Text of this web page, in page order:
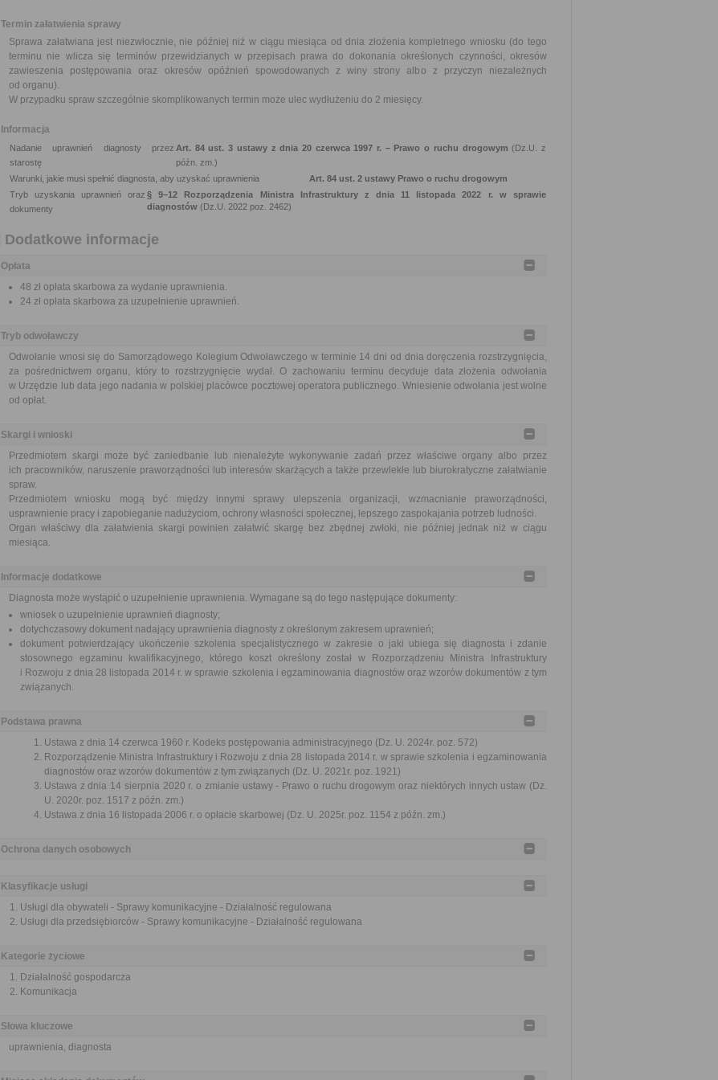
Termin załatwienia sprawy
Sprawa załatwiana jest niezwłocznie, nie później niż w ciągu miesiąca od dnia złożenia kompletnego wniosku (do tego
terminu nie wlicza się terminów przewidzianych w przepisach prawa do dokonania określonych czynności, okresów
zawieszenia postępowania oraz okresów opóźnień spowodowanych z winy strony albo z przyczyn niezależnych
od organu).
W przypadku spraw szczególnie skomplikowanych termin może ulec wydłużeniu do 2 miesięcy.
Informacja
Nadanie uprawnień diagnosty przez
starostę
Art. 84 ust. 3 ustawy z dnia 20 czerwca 1997 r. – Prawo o ruchu drogowym (Dz.U. z
późn. zm.)
Warunki, jakie musi spełnić diagnosta, aby uzyskać uprawnienia
Art. 84 ust. 2 ustawy Prawo o ruchu drogowym
Tryb uzyskania uprawnień oraz
dokumenty
§ 9–12 Rozporządzenia Ministra Infrastruktury z dnia 11 listopada 2022 r. w sprawie
diagnostów (Dz.U. 2022 poz. 2462)
Dodatkowe informacje
Opłata
48 zł opłata skarbowa za wydanie uprawnienia.
24 zł opłata skarbowa za uzupełnienie uprawnień.
Tryb odwoławczy
Odwołanie wnosi się do Samorządowego Kolegium Odwoławczego w terminie 14 dni od dnia doręczenia rozstrzygnięcia,
za pośrednictwem organu, który to rozstrzygnięcie wydał. O zachowaniu terminu decyduje data złożenia odwołania
w Urzędzie lub data jego nadania w polskiej placówce pocztowej operatora publicznego. Wniesienie odwołania jest wolne
od opłat.
Skargi i wnioski
Przedmiotem skargi może być zaniedbanie lub nienależyte wykonywanie zadań przez właściwe organy albo przez
ich pracowników, naruszenie praworządności lub interesów skarżących a także przewlekłe lub biurokratyczne załatwianie
spraw.
Przedmiotem wniosku mogą być między innymi sprawy ulepszenia organizacji, wzmacnianie praworządności,
usprawnienie pracy i zapobieganie nadużyciom, ochrony własności społecznej, lepszego zaspokajania potrzeb ludności.
Organ właściwy dla załatwienia skargi powinien załatwić skargę bez zbędnej zwłoki, nie później jednak niż w ciągu
miesiąca.
Informacje dodatkowe
Diagnosta może wystąpić o uzupełnienie uprawnienia. Wymagane są do tego następujące dokumenty:
wniosek o uzupełnienie uprawnień diagnosty;
dotychczasowy dokument nadający uprawnienia diagnosty z określonym zakresem uprawnień;
dokument potwierdzający ukończenie szkolenia specjalistycznego w zakresie o jaki ubiega się diagnosta i zdanie
stosownego egzaminu kwalifikacyjnego, którego koszt określony został w Rozporządzeniu Ministra Infrastruktury
i Rozwoju z dnia 28 listopada 2014 r. w sprawie szkolenia i egzaminowania diagnostów oraz wzorów dokumentów z tym
związanych.
Podstawa prawna
Ustawa z dnia 14 czerwca 1960 r. Kodeks postępowania administracyjnego (Dz. U. 2024r. poz. 572)
Rozporządzenie Ministra Infrastruktury i Rozwoju z dnia 28 listopada 2014 r. w sprawie szkolenia i egzaminowania
diagnostów oraz wzorów dokumentów z tym związanych (Dz. U. 2021r. poz. 1921)
Ustawa z dnia 14 sierpnia 2020 r. o zmianie ustawy - Prawo o ruchu drogowym oraz niektórych innych ustaw (Dz.
U. 2020r. poz. 1517 z późn. zm.)
Ustawa z dnia 16 listopada 2006 r. o opłacie skarbowej (Dz. U. 2025r. poz. 1154 z późn. zm.)
Ochrona danych osobowych
Klasyfikacje usługi
Usługi dla obywateli - Sprawy komunikacyjne - Działalność regulowana
Usługi dla przedsiębiorców - Sprawy komunikacyjne - Działalność regulowana
Kategorie życiowe
Działalność gospodarcza
Komunikacja
Słowa kluczowe
uprawnienia, diagnosta